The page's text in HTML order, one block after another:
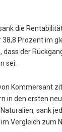
die
38,8 Prozent im
dass der
sei.
Kommersant
in den ersten
sank
Vergleich zum